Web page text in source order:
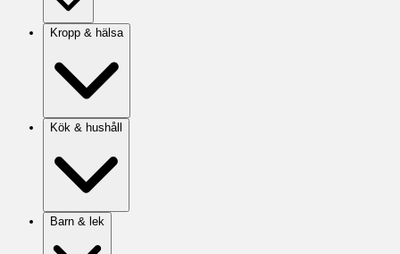
Kropp & hälsa
Kök & hushåll
Barn & lek